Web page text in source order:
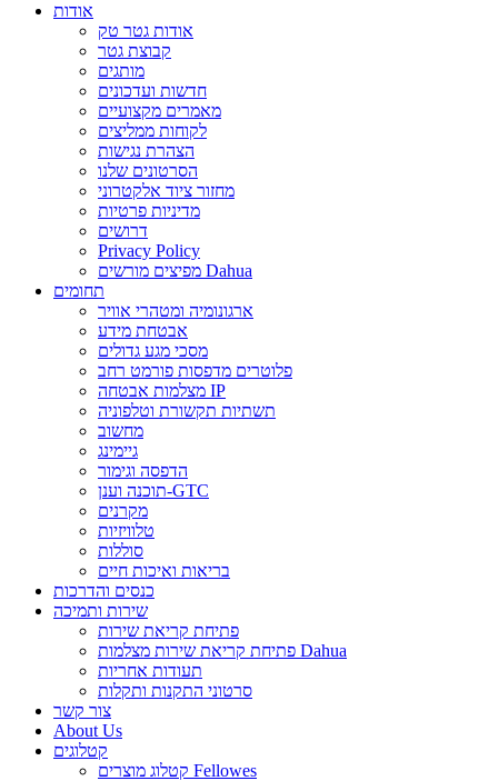
אודות
אודות גטר טק
קבוצת גטר
מותגים
חדשות ועדכונים
מאמרים מקצועיים
לקוחות ממליצים
הצהרת נגישות
הסרטונים שלנו
מחזור ציוד אלקטרוני
מדיניות פרטיות
דרושים
Privacy Policy
מפיצים מורשים Dahua
תחומים
ארגונומיה ומטהרי אוויר
אבטחת מידע
מסכי מגע גדולים
פלוטרים מדפסות פורמט רחב
מצלמות אבטחה IP
תשתיות תקשורת וטלפוניה
מחשוב
גיימינג
הדפסה וגימור
תוכנה וענן-GTC
מקרנים
טלוויזיות
סוללות
בריאות ואיכות חיים
כנסים והדרכות
שירות ותמיכה
פתיחת קריאת שירות
פתיחת קריאת שירות מצלמות Dahua
תעודות אחריות
סרטוני התקנות ותקלות
צור קשר
About Us
קטלוגים
קטלוג מוצרים Fellowes